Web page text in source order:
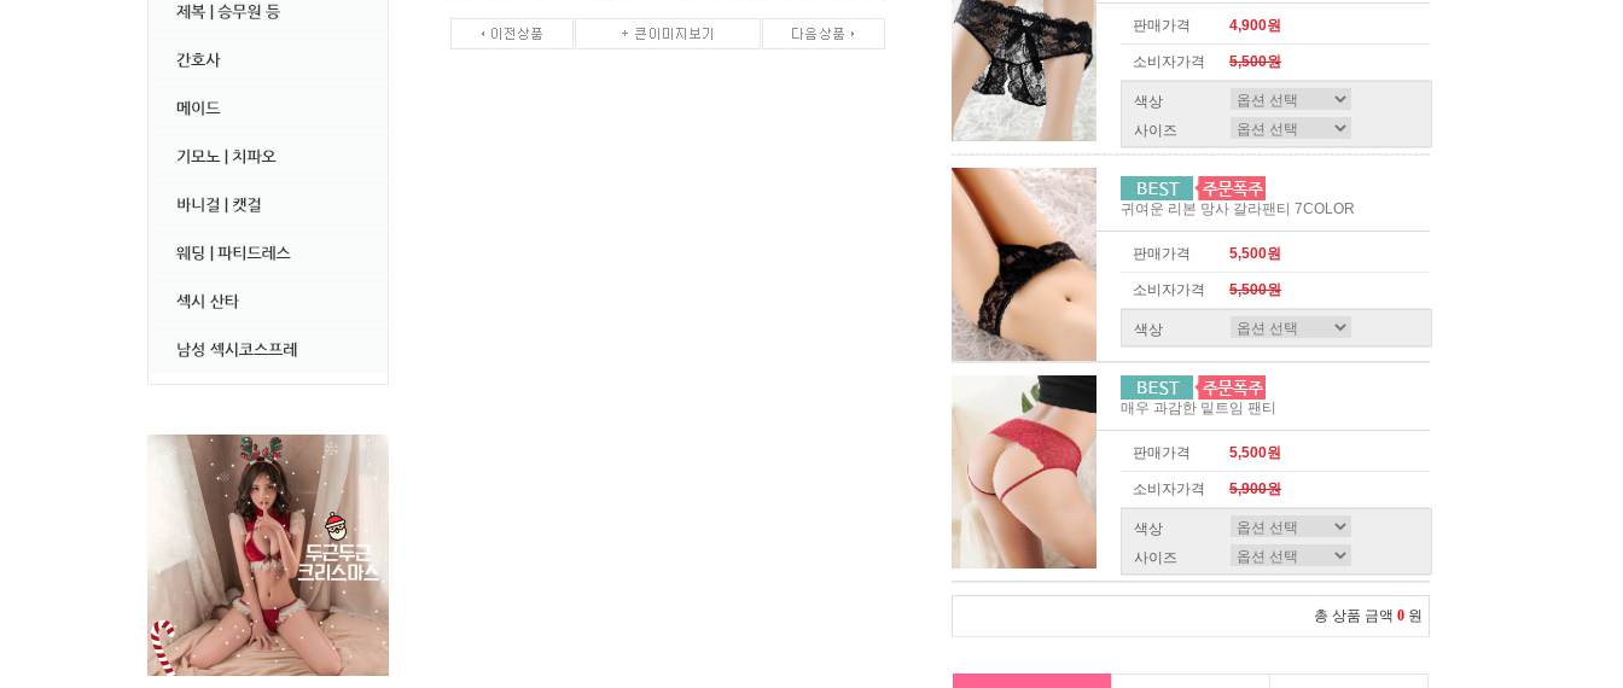
판매가격 4,900원
소비자가격 5,500원
색상
사이즈
귀여운 리본 망사 갈라팬티 7COLOR
판매가격 5,500원
소비자가격 5,500원
색상
매우 과감한 밑트임 팬티
판매가격 5,500원
소비자가격 5,900원
색상
사이즈
총 상품 금액 0 원